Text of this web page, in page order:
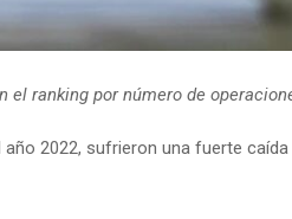
el ranking por número de
2022, sufrieron una fuerte